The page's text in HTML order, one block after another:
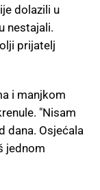
dolazili u
nestajali.
prijatelj
i manjkom
"Nisam
dana. Osjećala
jednom